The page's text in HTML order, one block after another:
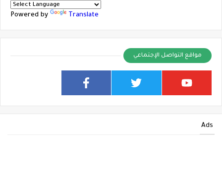
Powered by Translate
مواقع التواصل الإجتماعي
Ads